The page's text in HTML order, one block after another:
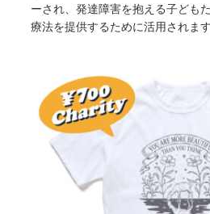
ーされ、発達障害を抱える子ども
療法を提供するために活用されます